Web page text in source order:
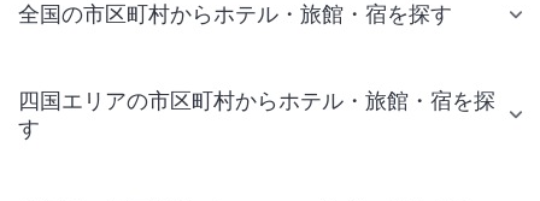
全国の市区町村からホテル・旅館・宿を探す
四国エリアの市区町村からホテル・旅館・宿を探
す